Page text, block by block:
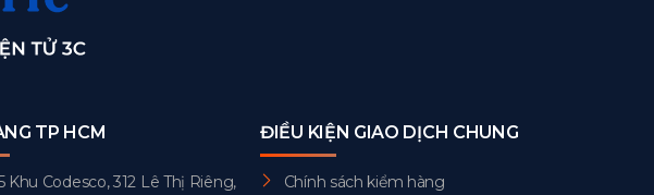
TP HCM
Khu Codesco, 312 Lê Thị Riêng,
ĐIỀU KIỆN GIAO DỊCH CHUNG
Chính sách kiểm hàng